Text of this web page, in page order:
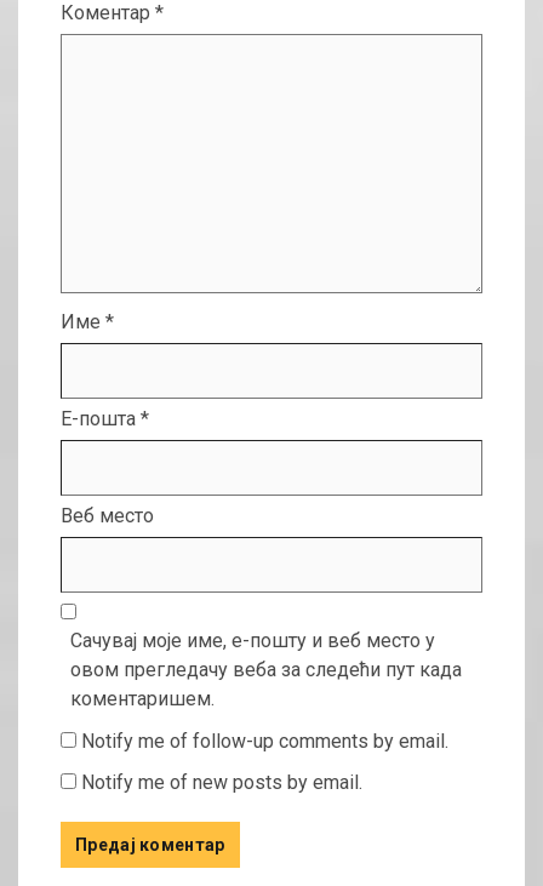
Коментар *
Име *
Е-пошта *
Веб место
Сачувај моје име, е-пошту и веб место у
овом прегледачу веба за следећи пут када
коментаришем.
Notify me of follow-up comments by email.
Notify me of new posts by email.